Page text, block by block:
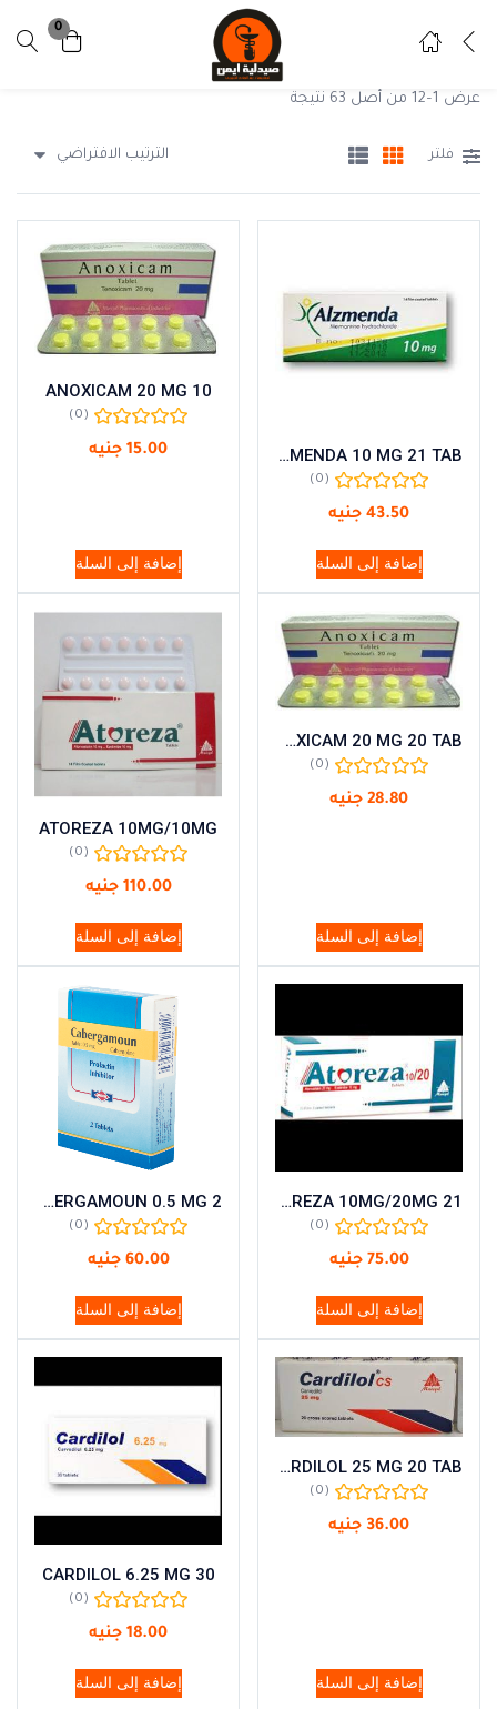
0
تسجيل دخول تسجيل
تذكرني نسيت كلمة المرور ؟
عرض 1–12 من أصل 63 نتيجة
فلتر الترتيب الافتراضي
ALZMENDA 10 MG 21 TAB
(0)
43.50 جنيه
إضافة إلى السلة
ANOXICAM 20 MG 10
(0)
15.00 جنيه
إضافة إلى السلة
ANOXICAM 20 MG 20 TAB
(0)
28.80 جنيه
إضافة إلى السلة
ATOREZA 10MG/10MG
(0)
110.00 جنيه
إضافة إلى السلة
ATOREZA 10MG/20MG 21
(0)
75.00 جنيه
إضافة إلى السلة
CABERGAMOUN 0.5 MG 2
(0)
60.00 جنيه
إضافة إلى السلة
CARDILOL 25 MG 20 TAB
(0)
36.00 جنيه
إضافة إلى السلة
CARDILOL 6.25 MG 30
(0)
18.00 جنيه
إضافة إلى السلة